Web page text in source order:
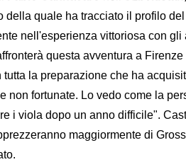
della quale ha tracciato il profilo
nell'esperienza vittoriosa con gli
questa avventura a
la preparazione che ha
non fortunate. Lo vedo come la
i viola dopo un anno difficile".
maggiormente di